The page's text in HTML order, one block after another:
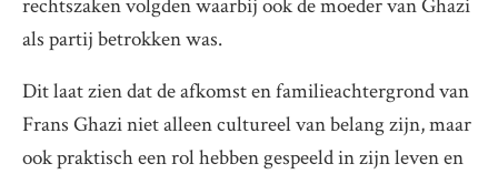
rechtszaken volgden waarbij ook de moeder van Ghazi
als partij betrokken was.
Dit laat zien dat de afkomst en familieachtergrond van
Frans Ghazi niet alleen cultureel van belang zijn, maar
ook praktisch een rol hebben gespeeld in zijn leven en